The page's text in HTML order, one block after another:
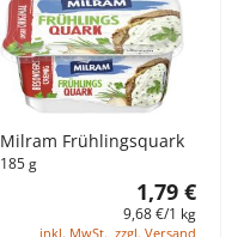
Milram Frühlingsquark
185 g
1,79 €
9,68 €/1 kg
inkl. MwSt., zzgl. Versand